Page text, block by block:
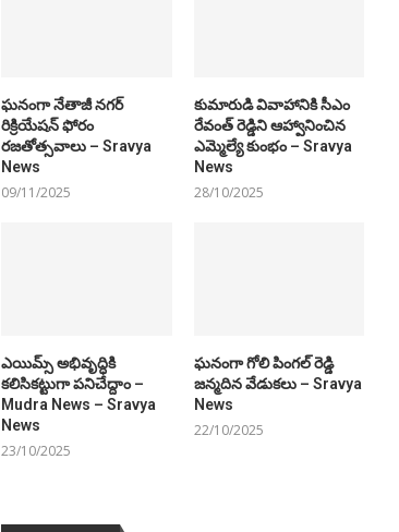
ఘనంగా నేతాజీ నగర్
రిక్రియేషన్ ఫోరం
రజతోత్సవాలు – Sravya
News
09/11/2025
కుమారుడి వివాహానికి సీఎం
రేవంత్ రెడ్డిని ఆహ్వానించిన
ఎమ్మెల్యే కుంభం – Sravya
News
28/10/2025
ఎయిమ్స్ అభివృద్ధికి
కలిసికట్టుగా పనిచేద్దాం –
Mudra News – Sravya
News
23/10/2025
ఘనంగా గోలి పింగల్ రెడ్డి
జన్మదిన వేడుకలు – Sravya
News
22/10/2025